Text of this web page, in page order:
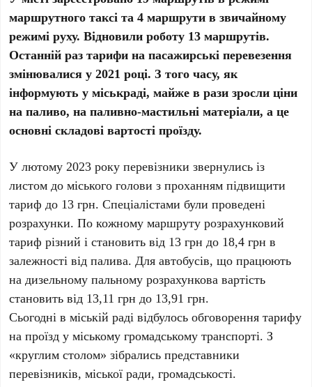
маршрутного таксі та 4 маршрути в звичайному
режимі руху. Відновили роботу 13 маршрутів.
Останній раз тарифи на пасажирські перевезення
змінювалися у 2021 році. З того часу, як
інформують у міськраді, майже в рази зросли ціни
на паливо, на паливно-мастильні матеріали, а це
основні складові вартості проїзду.
У лютому 2023 року перевізники звернулись із
листом до міського голови з проханням підвищити
тариф до 13 грн. Спеціалістами були проведені
розрахунки. По кожному маршруту розрахунковий
тариф різний і становить від 13 грн до 18,4 грн в
залежності від палива. Для автобусів, що працюють
на дизельному пальному розрахункова вартість
становить від 13,11 грн до 13,91 грн.
Сьогодні в міській раді відбулось обговорення тарифу
на проїзд у міському громадському транспорті. З
«круглим столом» зібрались представники
перевізників, міської ради, громадськості.